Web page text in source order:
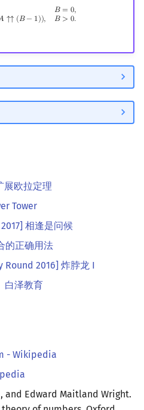
𝐵 = 0,
↑↑ (𝐵− 1)), 𝐵 > 0.
B> 0.
展欧拉定理
Tower
相逢是问候
的正确用法
Round 2016] 炸脖龙 I
白泽教育
- Wikipedia
and Edward Maitland Wright.